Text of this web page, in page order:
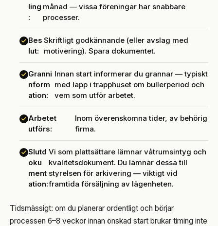
ling
:
månad — vissa föreningar har snabbare
processer.
Bes
lut:
Skriftligt godkännande (eller avslag med
motivering). Spara dokumentet.
Granni
nform
ation:
Innan start informerar du grannar — typiskt
med lapp i trapphuset om bullerperiod och
vem som utför arbetet.
Arbetet
utförs:
Inom överenskomna tider, av behörig
firma.
Slutd
oku
ment
ation:
Vi som plattsättare lämnar våtrumsintyg och
kvalitetsdokument. Du lämnar dessa till
styrelsen för arkivering — viktigt vid
framtida försäljning av lägenheten.
Tidsmässigt: om du planerar ordentligt och börjar
processen 6–8 veckor innan önskad start brukar timing inte